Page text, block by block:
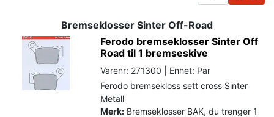
Bremseklosser Sinter Off-Road
Ferodo bremseklosser Sinter Off
Road til 1 bremseskive
Varenr: 271300 | Enhet: Par
Ferodo bremsekloss sett cross Sinter
Metall
Merk: Bremseklosser BAK, du trenger 1